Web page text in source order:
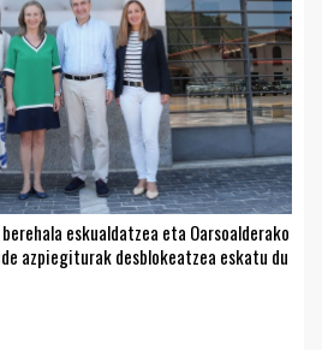
eskualdatzea eta Oarsoalderako
azpiegiturak desblokeatzea eskatu du